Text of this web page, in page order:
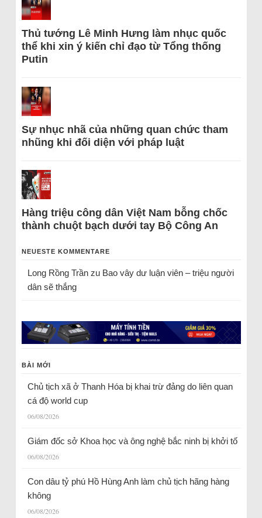
Thủ tướng Lê Minh Hưng làm nhục quốc
thể khi xin ý kiến chỉ đạo từ Tổng thống
Putin
Sự nhục nhã của những quan chức tham
nhũng khi đối diện với pháp luật
Hàng triệu công dân Việt Nam bỗng chốc
thành chuột bạch dưới tay Bộ Công An
NEUESTE KOMMENTARE
Long Rồng Trầnzu Bao vây dư luận viên – triệu người
dân sẽ thắng
BÀI MỚI
Chủ tịch xã ở Thanh Hóa bị khai trừ đảng do liên quan
cá độ world cup
06/08/2026
Giám đốc sở Khoa học và ông nghệ bắc ninh bị khởi tố
06/08/2026
Con dâu tỷ phú Hồ Hùng Anh làm chủ tịch hãng hàng
không
06/08/2026